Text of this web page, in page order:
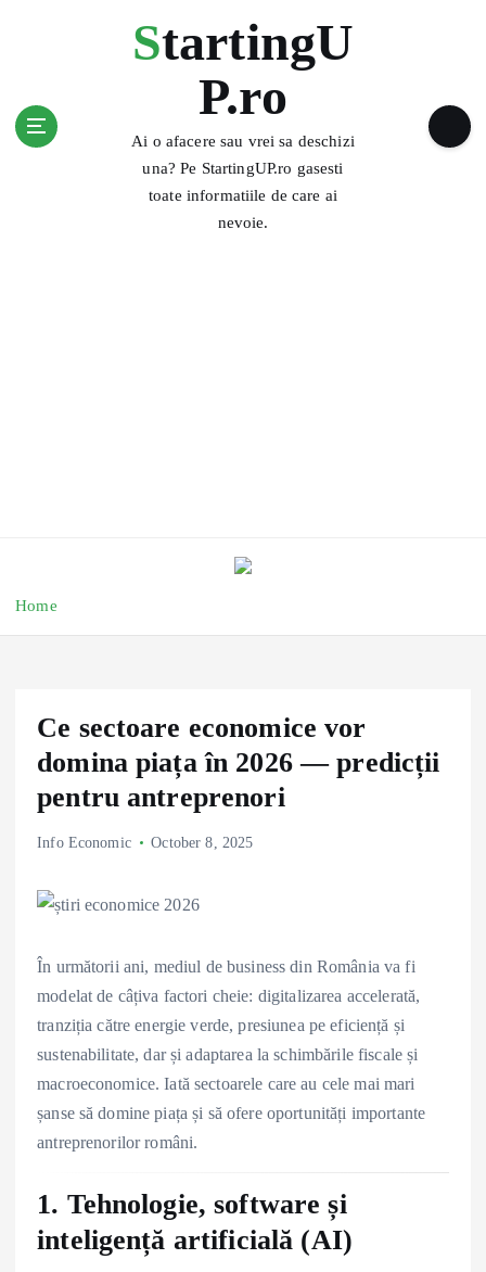
StartingU
P.ro
Ai o afacere sau vrei sa deschizi
una? Pe StartingUP.ro gasesti
toate informatiile de care ai
nevoie.
Home
Ce sectoare economice vor
domina piața în 2026 — predicții
pentru antreprenori
Info Economic October 8, 2025
În următorii ani, mediul de business din România va fi
modelat de câțiva factori cheie: digitalizarea accelerată,
tranziția către energie verde, presiunea pe eficiență și
sustenabilitate, dar și adaptarea la schimbările fiscale și
macroeconomice. Iată sectoarele care au cele mai mari
șanse să domine piața și să ofere oportunități importante
antreprenorilor români.
1. Tehnologie, software și
inteligență artificială (AI)